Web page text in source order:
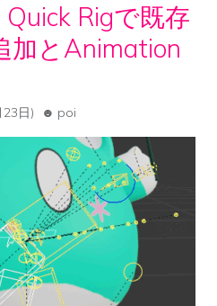
Rigで既存
加とAnimation
日) poi